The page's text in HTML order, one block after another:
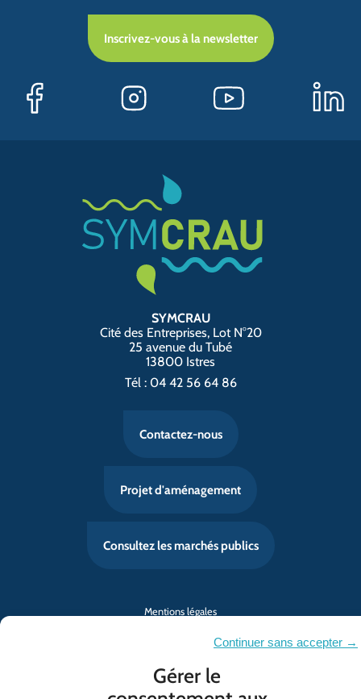
Gérer le
Continuer sans accepter →
Inscrivez-vous à la newsletter
SYMCRAU
Cité des Entreprises, Lot N°20
25 avenue du Tubé
13800 Istres
Tél : 04 42 56 64 86
Contactez-nous
Projet d'aménagement
Consultez les marchés publics
Mentions légales
Politique de confidentialité
Politique de cookies (UE)